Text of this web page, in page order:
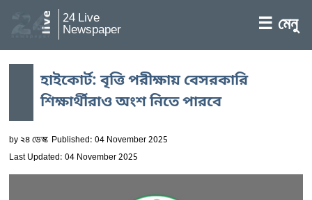
24 Live
Newspaper ☰ মেনু
হাইকোর্ট: বৃত্তি পরীক্ষায় বেসরকারি
শিক্ষার্থীরাও অংশ নিতে পারবে
by২৪ ডেস্ক Published: 04 November 2025
Last Updated: 04 November 2025